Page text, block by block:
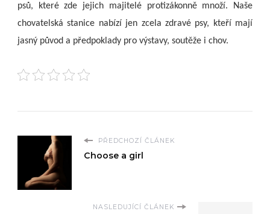
psů, které zde jejich majitelé protizákonně množí. Naše
chovatelská stanice nabízí jen zcela zdravé psy, kteří mají
jasný původ a předpoklady pro výstavy, soutěže i chov.
PŘEDCHOZÍ ČLÁNEK
Choose a girl
NASLEDUJÍCÍ ČLÁNEK